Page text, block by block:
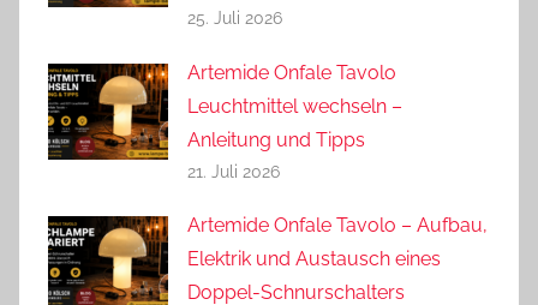
25. Juli 2026
Artemide Onfale Tavolo
Leuchtmittel wechseln –
Anleitung und Tipps
21. Juli 2026
Artemide Onfale Tavolo – Aufbau,
Elektrik und Austausch eines
Doppel-Schnurschalters